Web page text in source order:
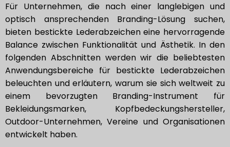
Für Unternehmen, die nach einer langlebigen und
optisch ansprechenden Branding-Lösung suchen,
bieten bestickte Lederabzeichen eine hervorragende
Balance zwischen Funktionalität und Ästhetik. In den
folgenden Abschnitten werden wir die beliebtesten
Anwendungsbereiche für bestickte Lederabzeichen
beleuchten und erläutern, warum sie sich weltweit zu
einem bevorzugten Branding-Instrument für
Bekleidungsmarken, Kopfbedeckungshersteller,
Outdoor-Unternehmen, Vereine und Organisationen
entwickelt haben.